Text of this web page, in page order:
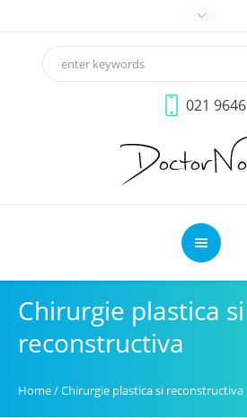
021 9646
Chirurgie plastica si
reconstructiva
Home/Chirurgie plastica si reconstructiva